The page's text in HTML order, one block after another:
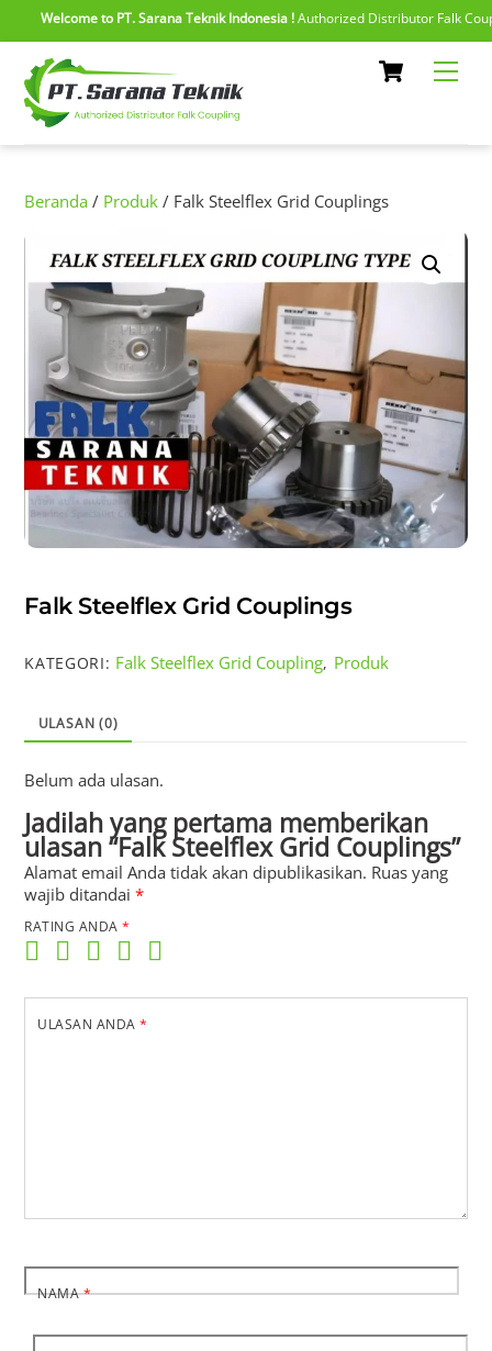
Welcome to PT. Sarana Teknik Indonesia !Authorized Distributor Falk
content
Cart
Beranda / Produk / Falk Steelflex Grid Couplings
Falk Steelflex Grid Couplings
KATEGORI: Falk Steelflex Grid Coupling, Produk
ULASAN (0)
Belum ada ulasan.
Jadilah yang pertama memberikan
ulasan “Falk Steelflex Grid Couplings”
Alamat email Anda tidak akan dipublikasikan. Ruas yang
wajib ditandai*
RATING ANDA*
ULASAN ANDA*
NAMA*